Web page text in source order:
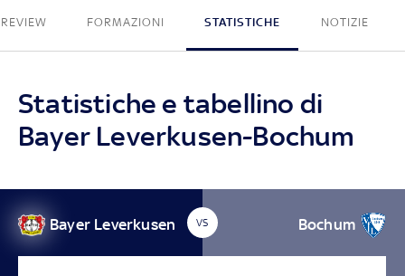
FORMAZIONI STATISTICHE NOTIZIE
Statistiche e tabellino di
Bayer Leverkusen-Bochum
Bayer Leverkusen VS Bochum